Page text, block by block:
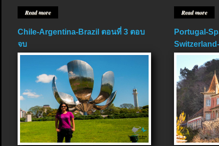
Read more Read more
Chile-Argentina-Brazil ตอนที่ 3 ตอบ
จบ
Portugal-